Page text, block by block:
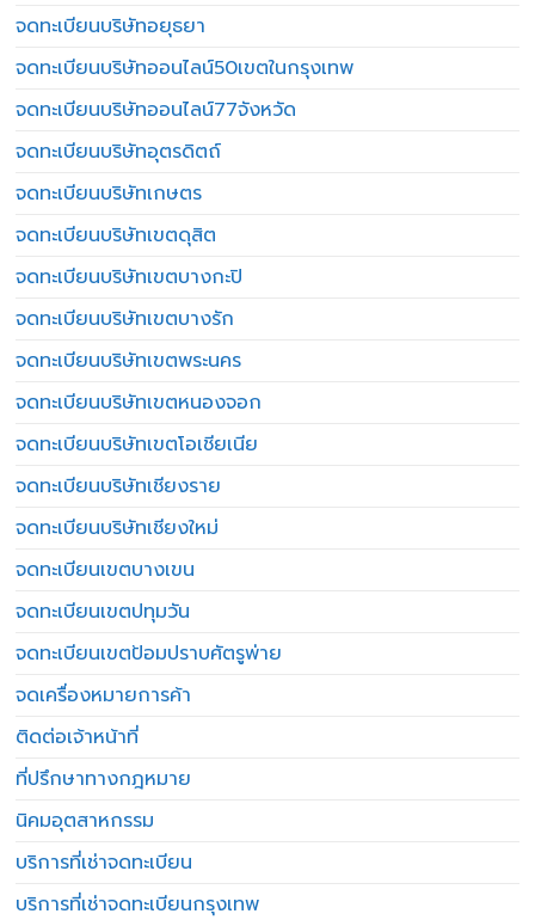
จดทะเบียนบริษัทอยุธยา
จดทะเบียนบริษัทออนไลน์50เขตในกรุงเทพ
จดทะเบียนบริษัทออนไลน์77จังหวัด
จดทะเบียนบริษัทอุตรดิตถ์
จดทะเบียนบริษัทเกษตร
จดทะเบียนบริษัทเขตดุสิต
จดทะเบียนบริษัทเขตบางกะปิ
จดทะเบียนบริษัทเขตบางรัก
จดทะเบียนบริษัทเขตพระนคร
จดทะเบียนบริษัทเขตหนองจอก
จดทะเบียนบริษัทเขตโอเชียเนีย
จดทะเบียนบริษัทเชียงราย
จดทะเบียนบริษัทเชียงใหม่
จดทะเบียนเขตบางเขน
จดทะเบียนเขตปทุมวัน
จดทะเบียนเขตป้อมปราบศัตรูพ่าย
จดเครื่องหมายการค้า
ติดต่อเจ้าหน้าที่
ที่ปรึกษาทางกฎหมาย
นิคมอุตสาหกรรม
บริการที่เช่าจดทะเบียน
บริการที่เช่าจดทะเบียนกรุงเทพ